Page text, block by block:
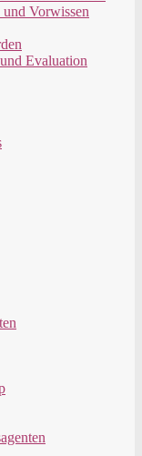
Vorwissen
Evaluation